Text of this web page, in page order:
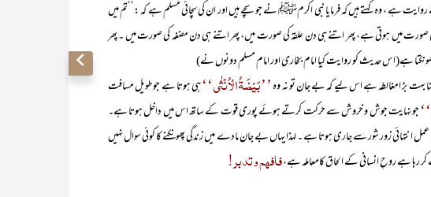
ہے ، وہ کہتے ہیں کہ فرمایا نبی اکرمﷺ نے جو سچے ہیں اور ان کی سچائی مُسلَّم ہے کہ :’’تم میں
صورت میں ہوتی ہے، پھر اتنے ہی دن علقہ کی صورت میں، پھر اتنے ہی دن مضغہ کی صورت میں ۔ پھر
ہے(اس حدیث کو روایت کیا امام بخاری اور امام مسلم دونوں نے)
بڑ امغالطہ ہے اس لیے کہ بے جان تو نہ وہ’’بَیْضَۃُالْاُنْثٰی‘‘ہی ہوتا ہے جو طویل مسافت
جو نہایت جوش و خروش سے حرکت کرتے ہوئے پوری قوت کے ساتھ اس میں داخل ہوتا ہے۔
عمل انتہائی زور شور سے جاری ہوتا ہے ۔ لہذا یہاں بے جان مادے میں زندگی پھونکنے کا کوئی سوال نہیں
رہا ہے روحِ انسانی کے الحاق کامعاملہ ہے،فافھم و تدبر!